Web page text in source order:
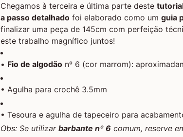
Chegamos à terceira e última parte deste
a passo detalhado foi elaborado como um guia
finalizar uma peça de 145cm com perfeição
este trabalho magnífico juntos!
• Fio de algodão nº 6 (cor marrom):
• Agulha para crochê 3.5mm
• Tesoura e agulha de tapeceiro para
Obs: Se utilizar barbante nº 6 comum, reserve